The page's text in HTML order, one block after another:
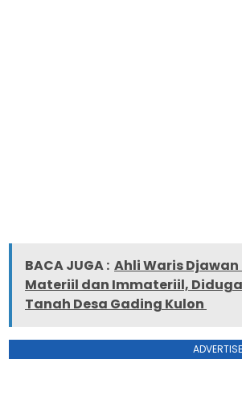
BACA JUGA : Ahli Waris
Materiil dan Immateriil,
Tanah Desa Gading Kulon